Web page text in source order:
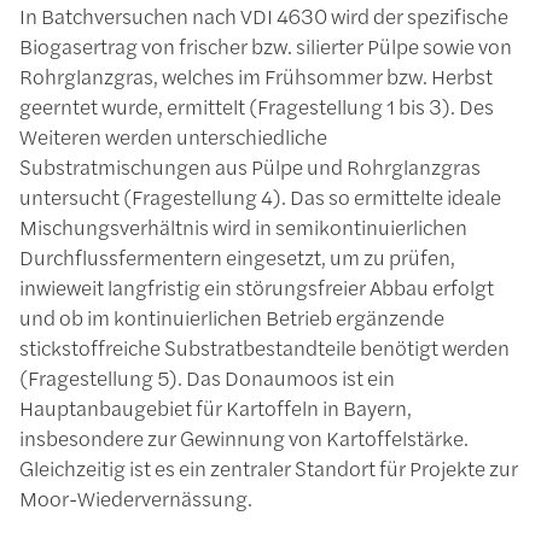
In Batchversuchen nach VDI 4630 wird der spezifische
Biogasertrag von frischer bzw. silierter Pülpe sowie von
Rohrglanzgras, welches im Frühsommer bzw. Herbst
geerntet wurde, ermittelt (Fragestellung 1 bis 3). Des
Weiteren werden unterschiedliche
Substratmischungen aus Pülpe und Rohrglanzgras
untersucht (Fragestellung 4). Das so ermittelte ideale
Mischungsverhältnis wird in semikontinuierlichen
Durchflussfermentern eingesetzt, um zu prüfen,
inwieweit langfristig ein störungsfreier Abbau erfolgt
und ob im kontinuierlichen Betrieb ergänzende
stickstoffreiche Substratbestandteile benötigt werden
(Fragestellung 5). Das Donaumoos ist ein
Hauptanbaugebiet für Kartoffeln in Bayern,
insbesondere zur Gewinnung von Kartoffelstärke.
Gleichzeitig ist es ein zentraler Standort für Projekte zur
Moor-Wiedervernässung.